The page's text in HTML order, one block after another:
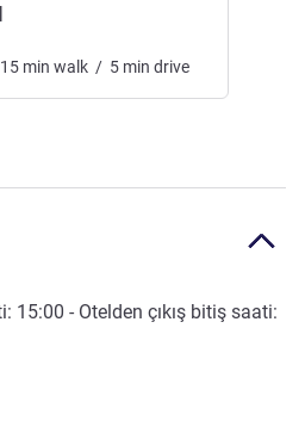
15 min walk / 5 min drive
15:00 - Otelden çıkış bitiş saati: